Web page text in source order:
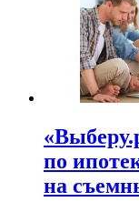
по
на